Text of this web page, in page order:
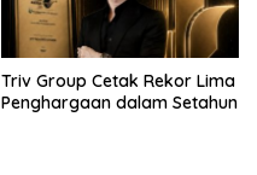
Triv Group Cetak Rekor Lima
Penghargaan dalam Setahun